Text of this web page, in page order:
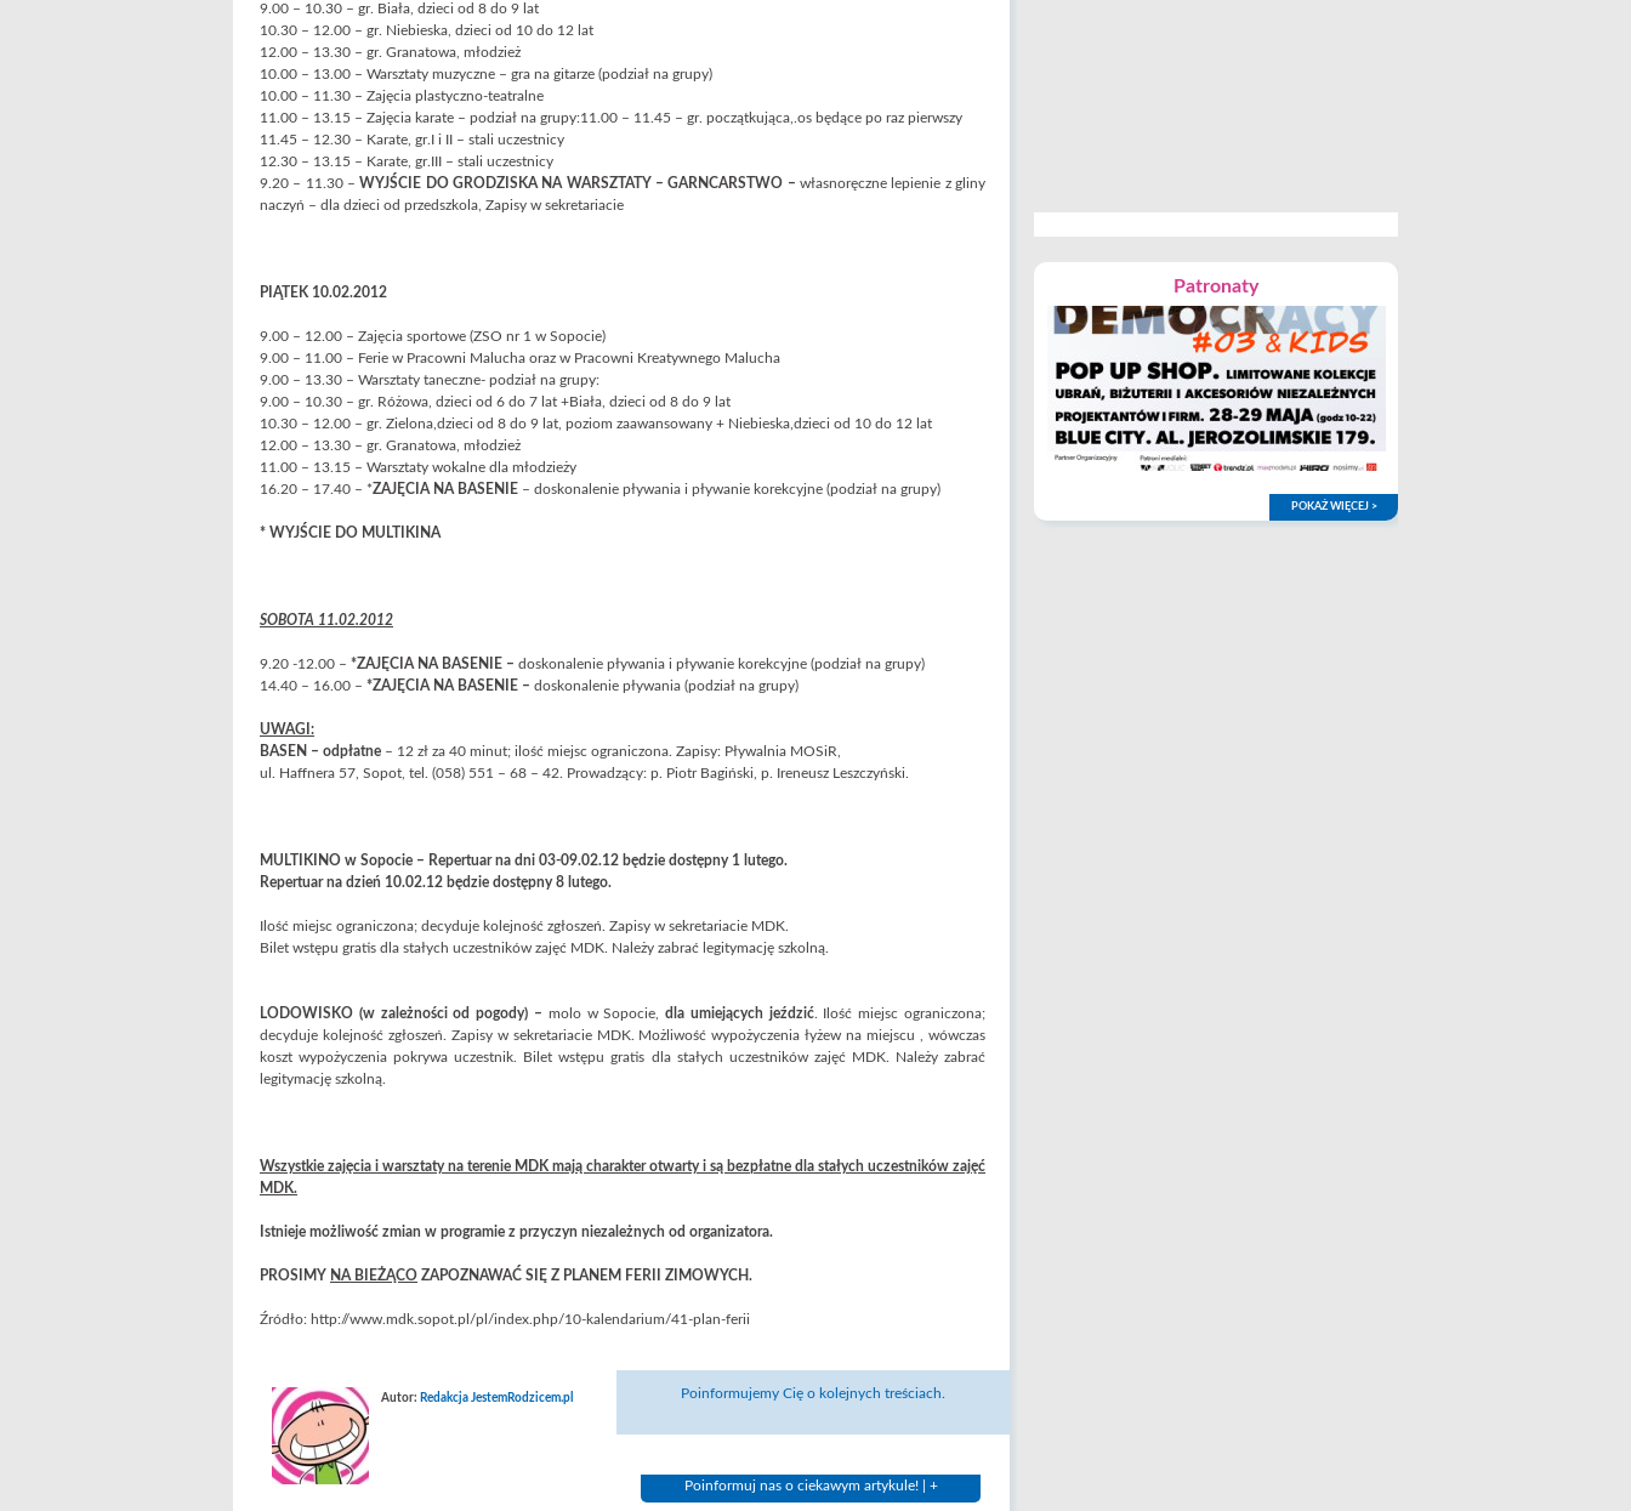
9.00 – 10.30 – gr. Biała, dzieci od 8 do 9 lat
10.30 – 12.00 – gr. Niebieska, dzieci od 10 do 12 lat
12.00 – 13.30 – gr. Granatowa, młodzież
10.00 – 13.00 – Warsztaty muzyczne – gra na gitarze (podział na grupy)
10.00 – 11.30 – Zajęcia plastyczno-teatralne
11.00 – 13.15 – Zajęcia karate – podział na grupy:11.00 – 11.45 – gr. początkująca,.os będące po raz pierwszy
11.45 – 12.30 – Karate, gr.I i II – stali uczestnicy
12.30 – 13.15 – Karate, gr.III – stali uczestnicy
9.20 – 11.30 –WYJŚCIE DO GRODZISKA NA WARSZTATY – GARNCARSTWO –własnoręczne lepienie z gliny
naczyń – dla dzieci od przedszkola, Zapisy w sekretariacie
PIĄTEK 10.02.2012
9.00 – 12.00 – Zajęcia sportowe (ZSO nr 1 w Sopocie)
9.00 – 11.00 – Ferie w Pracowni Malucha oraz w Pracowni Kreatywnego Malucha
9.00 – 13.30 – Warsztaty taneczne- podział na grupy:
9.00 – 10.30 – gr. Różowa, dzieci od 6 do 7 lat +Biała, dzieci od 8 do 9 lat
10.30 – 12.00 – gr. Zielona,dzieci od 8 do 9 lat, poziom zaawansowany + Niebieska,dzieci od 10 do 12 lat
12.00 – 13.30 – gr. Granatowa, młodzież
11.00 – 13.15 – Warsztaty wokalne dla młodzieży
16.20 – 17.40 – *ZAJĘCIA NA BASENIE – doskonalenie pływania i pływanie korekcyjne (podział na grupy)
* WYJŚCIE DO MULTIKINA
SOBOTA 11.02.2012
9.20 -12.00 – *ZAJĘCIA NA BASENIE – doskonalenie pływania i pływanie korekcyjne (podział na grupy)
14.40 – 16.00 – *ZAJĘCIA NA BASENIE – doskonalenie pływania (podział na grupy)
UWAGI:
BASEN – odpłatne – 12 zł za 40 minut; ilość miejsc ograniczona. Zapisy: Pływalnia MOSiR,
ul. Haffnera 57, Sopot, tel. (058) 551 – 68 – 42. Prowadzący: p. Piotr Bagiński, p. Ireneusz Leszczyński.
MULTIKINO w Sopocie – Repertuar na dni 03-09.02.12 będzie dostępny 1 lutego.
Repertuar na dzień 10.02.12 będzie dostępny 8 lutego.
Ilość miejsc ograniczona; decyduje kolejność zgłoszeń. Zapisy w sekretariacie MDK.
Bilet wstępu gratis dla stałych uczestników zajęć MDK. Należy zabrać legitymację szkolną.
LODOWISKO (w zależności od pogody) – molo w Sopocie,dla umiejących jeździć. Ilość miejsc ograniczona;
decyduje kolejność zgłoszeń. Zapisy w sekretariacie MDK. Możliwość wypożyczenia łyżew na miejscu , wówczas
koszt wypożyczenia pokrywa uczestnik. Bilet wstępu gratis dla stałych uczestników zajęć MDK. Należy zabrać
legitymację szkolną.
Wszystkie zajęcia i warsztaty na terenie MDK mają charakter otwarty i są bezpłatne dla stałych uczestników zajęć
MDK.
Istnieje możliwość zmian w programie z przyczyn niezależnych od organizatora.
PROSIMY NA BIEŻĄCO ZAPOZNAWAĆ SIĘ Z PLANEM FERII ZIMOWYCH.
Źródło: http://www.mdk.sopot.pl/pl/index.php/10-kalendarium/41-plan-ferii
Autor: Redakcja JestemRodzicem.pl Poinformujemy Cię o kolejnych treściach.
Poinformuj nas o ciekawym artykule! | +
Patronaty
POKAŻ WIĘCEJ >